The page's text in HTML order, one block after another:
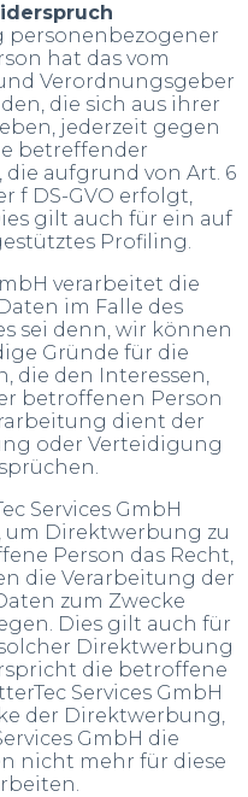
personenbezogener
hat das vom
Verordnungsgeber
die sich aus ihrer
jederzeit gegen
betreffender
aufgrund von Art. 6
f DS-GVO erfolgt,
gilt auch für ein auf
Profiling.
verarbeitet die
im Falle des
sei denn, wir können
Gründe für die
die den Interessen,
betroffenen Person
dient der
oder Verteidigung
Services GmbH
um Direktwerbung zu
Person das Recht,
die Verarbeitung der
zum Zwecke
Dies gilt auch für
Direktwerbung
die betroffene
Services GmbH
der Direktwerbung,
GmbH die
nicht mehr für diese